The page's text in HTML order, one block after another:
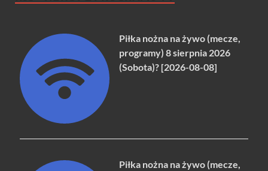
Piłka nożna na żywo (mecze,
programy) 8 sierpnia 2026
(Sobota)? [2026-08-08]
Piłka nożna na żywo (mecze,